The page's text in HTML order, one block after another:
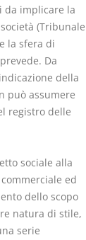
da implicare la
(Tribunale
la sfera di
Da
della
può assumere
registro delle
sociale alla
ed
dello scopo
natura di stile,
serie